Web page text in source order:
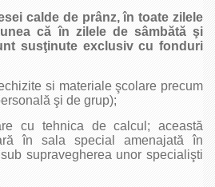
calde de prânz, în toate zilele
că în zilele de sâmbătă şi
susţinute exclusiv cu fonduri
si materiale şcolare precum
şi de grup);
cu tehnica de calcul; această
în sala special amenajată în
supravegherea unor specialişti